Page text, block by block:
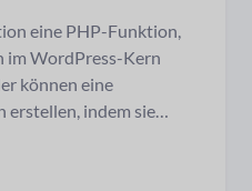
eine PHP-Funktion,
im WordPress-Kern
können eine
erstellen, indem sie…